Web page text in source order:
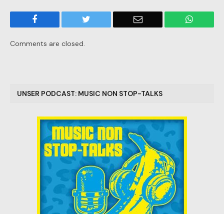
Email
Comments are closed.
UNSER PODCAST: MUSIC NON STOP-TALKS